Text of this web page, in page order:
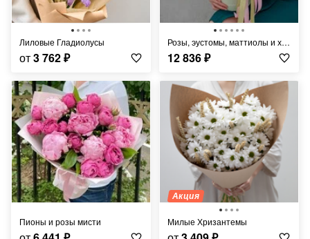
Лиловые Гладиолусы
от3 762₽
Розы, эустомы, маттиолы и хризантемы в коробке "Фарфоровая мечта"
12 836₽
Пионы и розы мисти
Акция
Милые Хризантемы